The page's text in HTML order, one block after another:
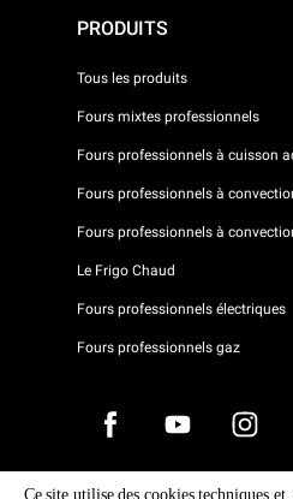
PRODUITS
Tous les produits
Fours mixtes professionnels
Fours professionnels à cuisson
Fours professionnels à
Fours professionnels à
Le Frigo Chaud
Fours professionnels électriques
Fours professionnels gaz
Ce site utilise des cookies techniques